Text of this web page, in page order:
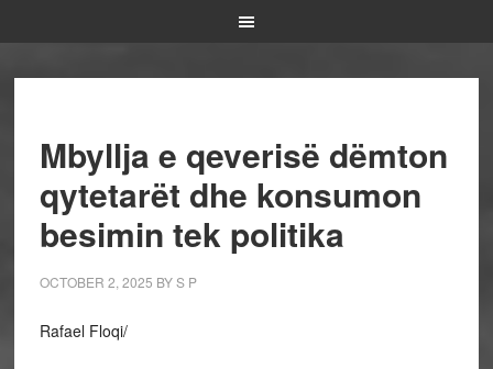
Mbyllja e qeverisë dëmton
qytetarët dhe konsumon
besimin tek politika
OCTOBER 2, 2025 BYS P
Rafael Floqi/